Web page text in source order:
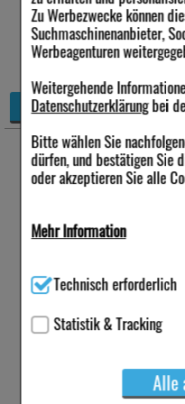
Zu Werbezwecke können
Suchmaschinenanbieter,
Werbeagenturen
Weitergehende
Datenschutzerklärungbei
Bitte wählen Sie
dürfen, und bestätigen Sie
oder akzeptieren Sie alle
Mehr Information
für die Grundfunktionen
Navigation, Warenkorb,
verzichtet werden kann.
Einkaufserlebnis noch
beispielsweise für die
Technisch erforderlich
Statistik & Tracking
Alle
Details